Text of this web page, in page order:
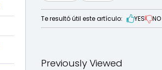
Te resultó útil este artículo: YES NO
Previously Viewed